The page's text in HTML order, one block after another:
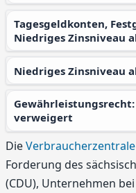
Tagesgeldkonten, Festgelder oder Sparbriefe |
Niedriges Zinsniveau
Niedriges Zinsniveau
Gewährleistungsrecht: Recht auf Reklamation häufig
verweigert
DieVerbraucherzentrale
Forderung des
(CDU), Unternehmen